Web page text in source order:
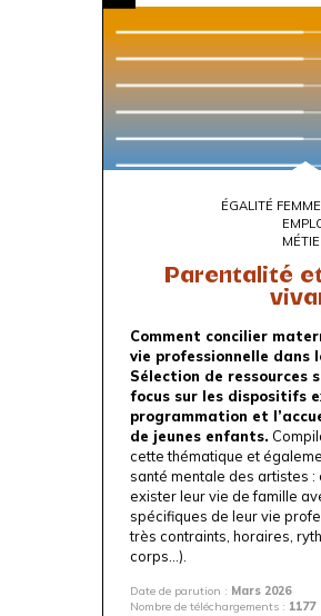
ÉGALITÉ
Parentalité
Comment concilier
vie professionnelle dans
Sélection de ressources
focus sur les dispositifs
programmation et
de jeunes enfants.
cette thématique et
santé mentale des artistes
exister leur vie de famille
spécifiques de leur vie
très contraints, horaires,
corps…).
Date de parution : Mars 2026
Nombre de téléchargements : 1177